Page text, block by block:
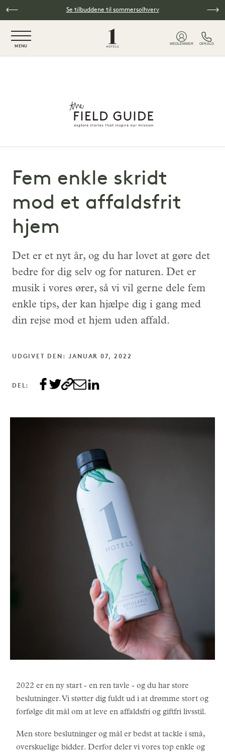
Spring til hovedindholdSe tilbuddene til sommersolhverv
MENU
MEDLEMMER OPKALD
Fem enkle skridt
mod et affaldsfrit
hjem
Det er et nyt år, og du har lovet at gøre det
bedre for dig selv og for naturen. Det er
musik i vores ører, så vi vil gerne dele fem
enkle tips, der kan hjælpe dig i gang med
din rejse mod et hjem uden affald.
UDGIVET DEN: JANUAR 07, 2022
DEL:
2022 er en ny start - en ren tavle - og du har store
beslutninger. Vi støtter dig fuldt ud i at drømme stort og
forfølge dit mål om at leve en affaldsfri og giftfri livsstil.
Men store beslutninger og mål er bedst at tackle i små,
overskuelige bidder. Derfor deler vi vores top enkle og